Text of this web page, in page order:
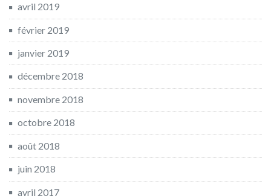
avril 2019
février 2019
janvier 2019
décembre 2018
novembre 2018
octobre 2018
août 2018
juin 2018
avril 2017